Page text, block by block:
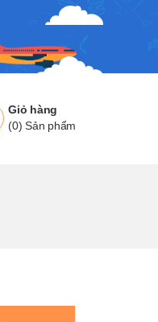
Giỏ hàng
(0) Sản phẩm